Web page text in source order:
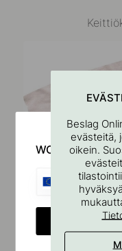
Beslag
evästeitä,
oikein.
WOULD YOU
EU